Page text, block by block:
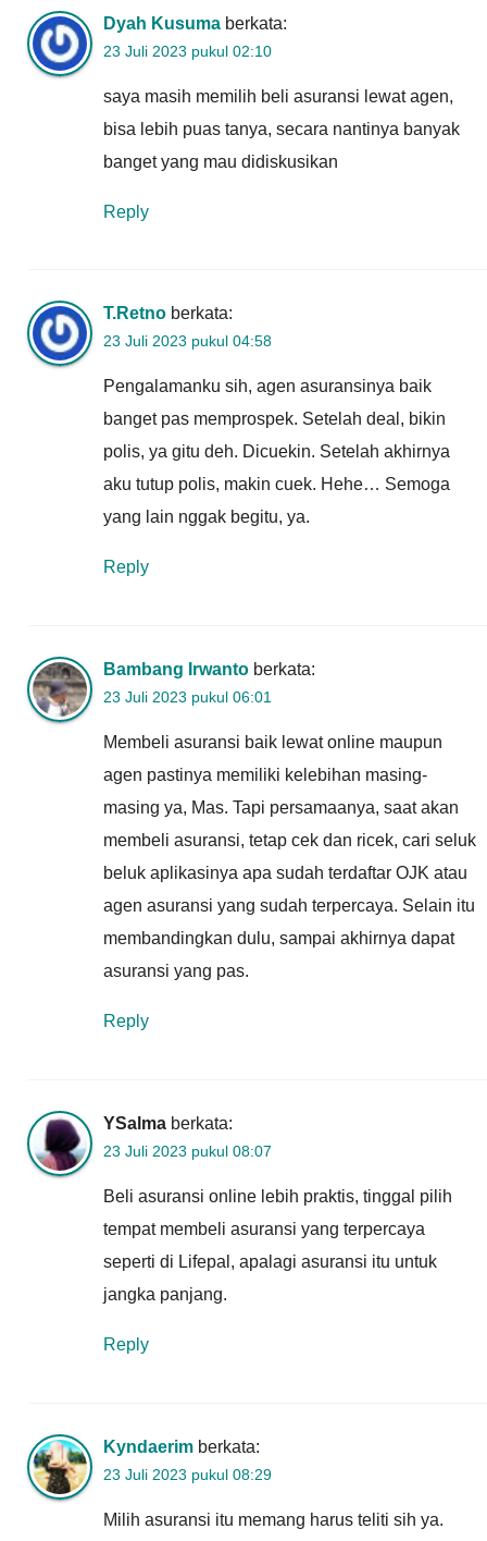
Dyah Kusuma berkata:
23 Juli 2023 pukul 02:10
saya masih memilih beli asuransi lewat agen,
bisa lebih puas tanya, secara nantinya banyak
banget yang mau didiskusikan
Reply
T.Retno berkata:
23 Juli 2023 pukul 04:58
Pengalamanku sih, agen asuransinya baik
banget pas memprospek. Setelah deal, bikin
polis, ya gitu deh. Dicuekin. Setelah akhirnya
aku tutup polis, makin cuek. Hehe… Semoga
yang lain nggak begitu, ya.
Reply
Bambang Irwanto berkata:
23 Juli 2023 pukul 06:01
Membeli asuransi baik lewat online maupun
agen pastinya memiliki kelebihan masing-
masing ya, Mas. Tapi persamaanya, saat akan
membeli asuransi, tetap cek dan ricek, cari seluk
beluk aplikasinya apa sudah terdaftar OJK atau
agen asuransi yang sudah terpercaya. Selain itu
membandingkan dulu, sampai akhirnya dapat
asuransi yang pas.
Reply
YSalma berkata:
23 Juli 2023 pukul 08:07
Beli asuransi online lebih praktis, tinggal pilih
tempat membeli asuransi yang terpercaya
seperti di Lifepal, apalagi asuransi itu untuk
jangka panjang.
Reply
Kyndaerim berkata:
23 Juli 2023 pukul 08:29
Milih asuransi itu memang harus teliti sih ya.